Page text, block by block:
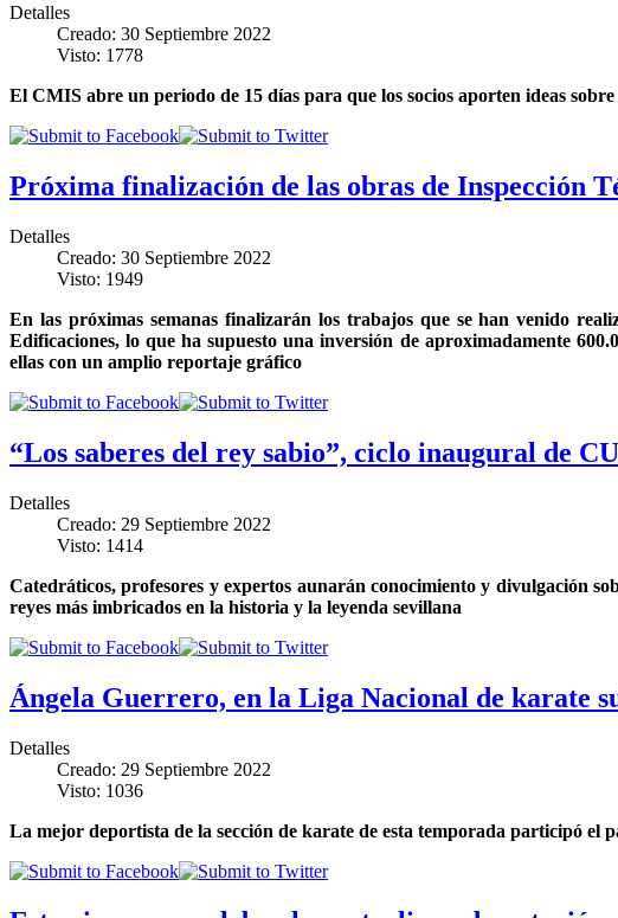
Detalles
Creado: 30 Septiembre 2022
Visto: 1778
El CMIS abre un periodo de 15 días para que los socios aporten ideas
Próxima finalización de las obras de Inspección
Detalles
Creado: 30 Septiembre 2022
Visto: 1949
En las próximas semanas finalizarán los trabajos que se han venido
Edificaciones, lo que ha supuesto una inversión de aproximadamente
ellas con un amplio reportaje gráfico
“Los saberes del rey sabio”, ciclo inaugural de
Detalles
Creado: 29 Septiembre 2022
Visto: 1414
Catedráticos, profesores y expertos aunarán conocimiento y divulgación
reyes más imbricados en la historia y la leyenda sevillana
Ángela Guerrero, en la Liga Nacional de karate
Detalles
Creado: 29 Septiembre 2022
Visto: 1036
La mejor deportista de la sección de karate de esta temporada participó el